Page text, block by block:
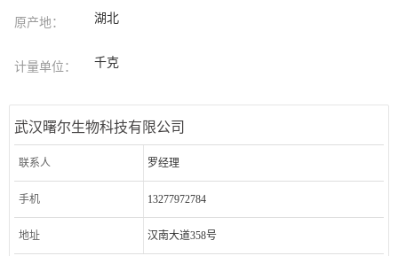
原产地： 湖北
计量单位： 千克
武汉曙尔生物科技有限公司
联系人 罗经理
手机 13277972784
地址 汉南大道358号